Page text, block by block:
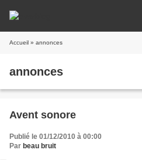
Accueil » annonces
annonces
Avent sonore
Publié le 01/12/2010 à 00:00
Par beau bruit